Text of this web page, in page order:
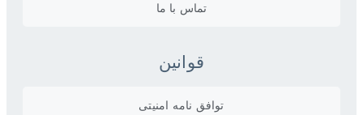
تماس با ما
قوانین
توافق نامه امنیتی